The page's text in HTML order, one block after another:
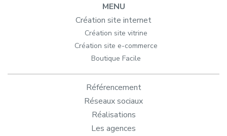
MENU
Création site internet
Création site vitrine
Création site e-commerce
Boutique Facile
Référencement
Réseaux sociaux
Réalisations
Les agences